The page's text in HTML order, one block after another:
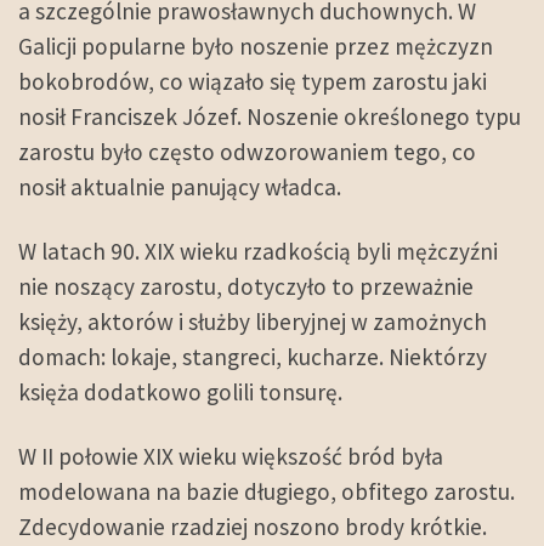
a szczególnie prawosławnych duchownych. W
Galicji popularne było noszenie przez mężczyzn
bokobrodów, co wiązało się typem zarostu jaki
nosił Franciszek Józef. Noszenie określonego typu
zarostu było często odwzorowaniem tego, co
nosił aktualnie panujący władca.
W latach 90. XIX wieku rzadkością byli mężczyźni
nie noszący zarostu, dotyczyło to przeważnie
księży, aktorów i służby liberyjnej w zamożnych
domach: lokaje, stangreci, kucharze. Niektórzy
księża dodatkowo golili tonsurę.
W II połowie XIX wieku większość bród była
modelowana na bazie długiego, obfitego zarostu.
Zdecydowanie rzadziej noszono brody krótkie.